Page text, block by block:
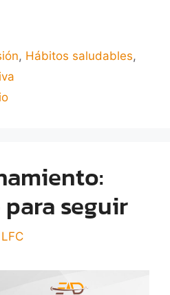
, Hábitos saludables,
seguir
LFC